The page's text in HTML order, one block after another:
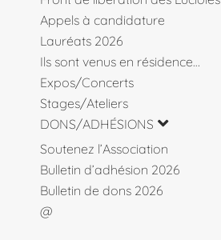
Appels à candidature
Lauréats 2026
Ils sont venus en résidence…
Expos/Concerts
Stages/Ateliers
DONS/ADHÉSIONS
Soutenez l’Association
Bulletin d’adhésion 2026
Bulletin de dons 2026
@